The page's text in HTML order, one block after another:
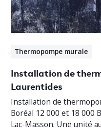
Thermopompe murale
Installation de
Laurentides
Installation de
Boréal 12 000 et 18 000
Lac-Masson. Une unité